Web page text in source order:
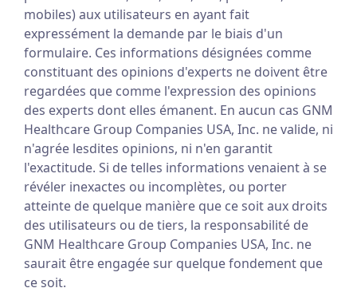
mobiles) aux utilisateurs en ayant fait
expressément la demande par le biais d'un
formulaire. Ces informations désignées comme
constituant des opinions d'experts ne doivent être
regardées que comme l'expression des opinions
des experts dont elles émanent. En aucun cas GNM
Healthcare Group Companies USA, Inc. ne valide, ni
n'agrée lesdites opinions, ni n'en garantit
l'exactitude. Si de telles informations venaient à se
révéler inexactes ou incomplètes, ou porter
atteinte de quelque manière que ce soit aux droits
des utilisateurs ou de tiers, la responsabilité de
GNM Healthcare Group Companies USA, Inc. ne
saurait être engagée sur quelque fondement que
ce soit.